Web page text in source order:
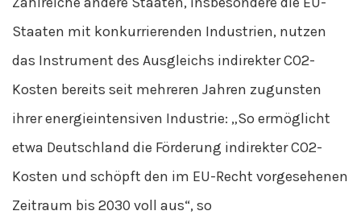
Staaten mit konkurrierenden Industrien, nutzen
das Instrument des Ausgleichs indirekter CO2-
Kosten bereits seit mehreren Jahren zugunsten
ihrer energieintensiven Industrie: „So ermöglicht
etwa Deutschland die Förderung indirekter CO2-
Kosten und schöpft den im EU-Recht vorgesehenen
Zeitraum bis 2030 voll aus“, so